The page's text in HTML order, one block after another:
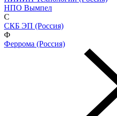
НПО Вымпел
С
СКБ ЭП (Россия)
Ф
Феррома (Россия)